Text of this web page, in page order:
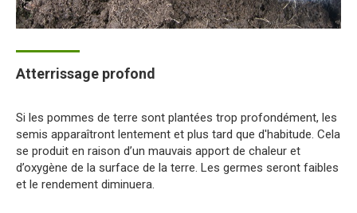
Atterrissage profond
Si les pommes de terre sont plantées trop profondément, les
semis apparaîtront lentement et plus tard que d'habitude. Cela
se produit en raison d’un mauvais apport de chaleur et
d’oxygène de la surface de la terre. Les germes seront faibles
et le rendement diminuera.